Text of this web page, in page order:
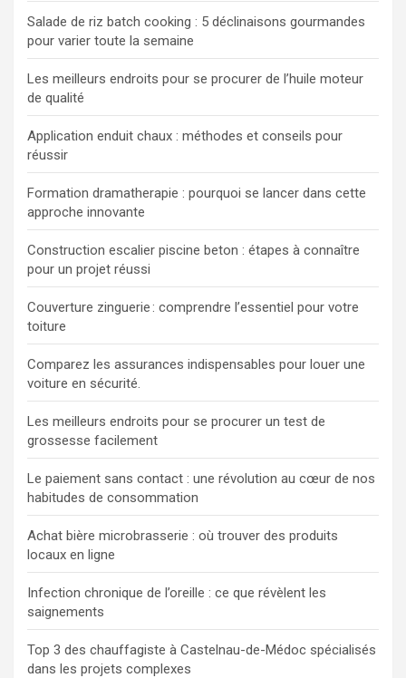
Salade de riz batch cooking : 5 déclinaisons gourmandes
pour varier toute la semaine
Les meilleurs endroits pour se procurer de l’huile moteur
de qualité
Application enduit chaux : méthodes et conseils pour
réussir
Formation dramatherapie : pourquoi se lancer dans cette
approche innovante
Construction escalier piscine beton : étapes à connaître
pour un projet réussi
Couverture zinguerie : comprendre l’essentiel pour votre
toiture
Comparez les assurances indispensables pour louer une
voiture en sécurité.
Les meilleurs endroits pour se procurer un test de
grossesse facilement
Le paiement sans contact : une révolution au cœur de nos
habitudes de consommation
Achat bière microbrasserie : où trouver des produits
locaux en ligne
Infection chronique de l’oreille : ce que révèlent les
saignements
Top 3 des chauffagiste à Castelnau-de-Médoc spécialisés
dans les projets complexes